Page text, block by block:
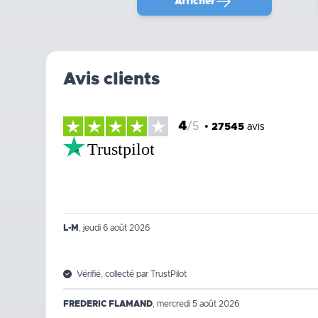
Avis clients
4/5 • 27545 avis
Trustpilot
L-M jeudi 6 août 2026
Vérifié, collecté par TrustPilot
FREDERIC FLAMAND mercredi 5 août 2026